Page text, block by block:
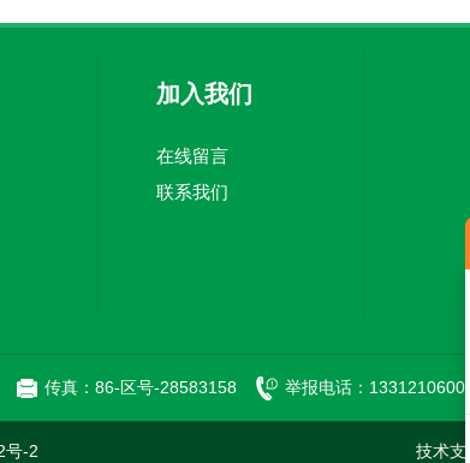
加入我们
在线留言
联系我们
传真：86-区号-28583158 举报电话：13312106002
号-2 技术支